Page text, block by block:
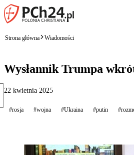
Strona główna Wiadomości
Wysłannik Trumpa
22 kwietnia 2025
#rosja #wojna #Ukraina #putin